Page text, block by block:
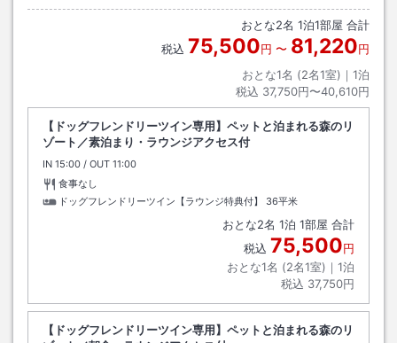
おとな2名 1泊1部屋 合計
税込 75,500円 〜 81,220円
おとな1名 (2名1室)｜ 1泊
税込 37,750円〜40,610円
【ドッグフレンドリーツイン専用】ペットと泊まれる森のリ
ゾート／素泊まり・ラウンジアクセス付
IN チェックイン
15:00 / OUT チェックアウト
11:00
食事なし
ドッグフレンドリーツイン【ラウンジ特典付】
36平米
おとな2名 1泊 1部屋 合計
税込 75,500円
おとな1名 (2名1室)｜ 1泊
税込 37,750円
【ドッグフレンドリーツイン専用】ペットと泊まれる森のリ